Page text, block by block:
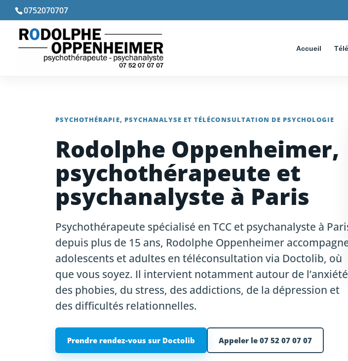
0752070707
Accueil
PSYCHOTHÉRAPIE, PSYCHANALYSE ET TÉLÉCONSULTATION DE PSYCHOLOGIE
Rodolphe Oppenheimer,
psychothérapeute et
psychanalyste à Paris
Psychothérapeute spécialisé en TCC et psychanalyste à
depuis plus de 15 ans, Rodolphe Oppenheimer
adolescents et adultes en téléconsultation via Doctolib, où
que vous soyez. Il intervient notamment autour de
des phobies, du stress, des addictions, de la dépression et
des difficultés relationnelles.
Prendre rendez-vous sur Doctolib Appeler le 07 52 07 07 07